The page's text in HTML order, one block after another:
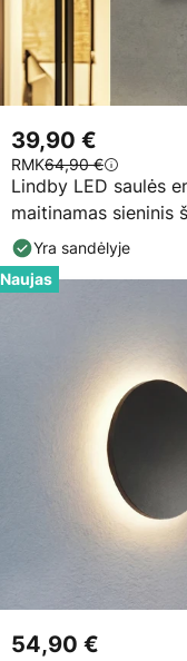
Lindby LED saulės
maitinamas sieninis
Naelin, juodas,
39,90 €
RMK64,90 €
Yra sandėlyje
Naujas
54,90 €